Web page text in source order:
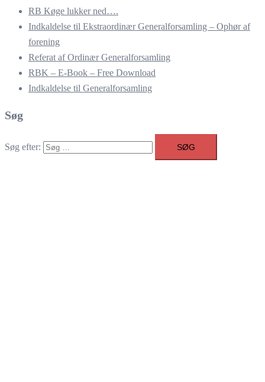
RB Køge lukker ned….
Indkaldelse til Ekstraordinær Generalforsamling – Ophør af
forening
Referat af Ordinær Generalforsamling
RBK – E-Book – Free Download
Indkaldelse til Generalforsamling
Søg
Søg efter: